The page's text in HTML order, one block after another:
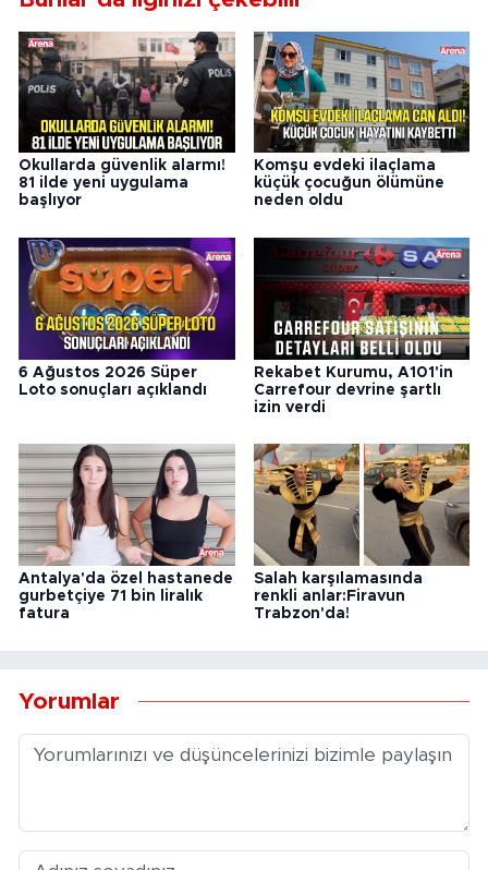
Okullarda güvenlik alarmı!
81 ilde yeni uygulama
başlıyor
Komşu evdeki ilaçlama
küçük çocuğun ölümüne
neden oldu
6 Ağustos 2026 Süper
Loto sonuçları açıklandı
Rekabet Kurumu, A101'in
Carrefour devrine şartlı
izin verdi
Antalya'da özel hastanede
gurbetçiye 71 bin liralık
fatura
Salah karşılamasında
renkli anlar:Firavun
Trabzon'da!
Yorumlar